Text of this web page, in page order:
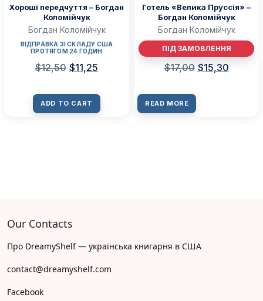
Хороші передчуття – Богдан
Коломійчук
Богдан Коломійчук
ВІДПРАВКА ЗІ СКЛАДУ США
ПРОТЯГОМ 24 ГОДИН
$12,50 $11,25
ADD TO CART
Готель «Велика Пруссія» –
Богдан Коломійчук
Богдан Коломійчук
ПІД ЗАМОВЛЕННЯ
$17,00 $15,30
READ MORE
Our Contacts
Про DreamyShelf — українська книгарня в США
contact@dreamyshelf.com
Facebook